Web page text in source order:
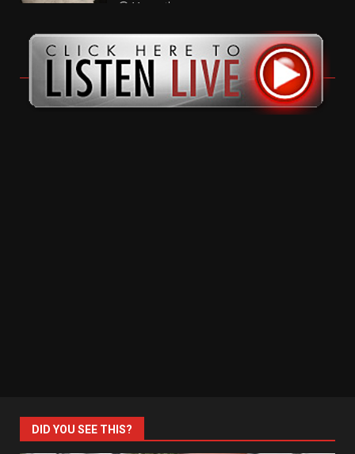
11 months ago
DID YOU SEE THIS?